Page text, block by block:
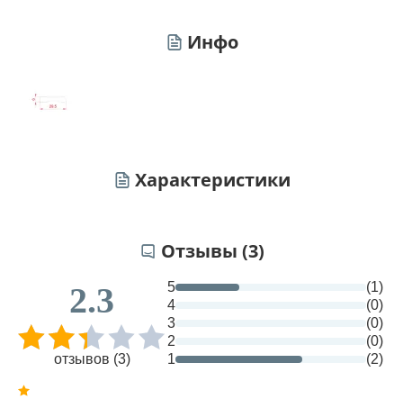
Инфо
Характеристики
Отзывы (3)
2.3
отзывов (3)
5
(1)
4
(0)
3
(0)
2
(0)
1
(2)